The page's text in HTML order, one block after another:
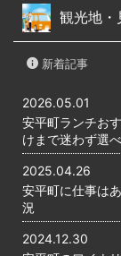
観光地・
新着記事
2026.05.01
安平町ランチお
けまで迷わず選
2025.04.26
安平町に仕事は
況
2024.12.30